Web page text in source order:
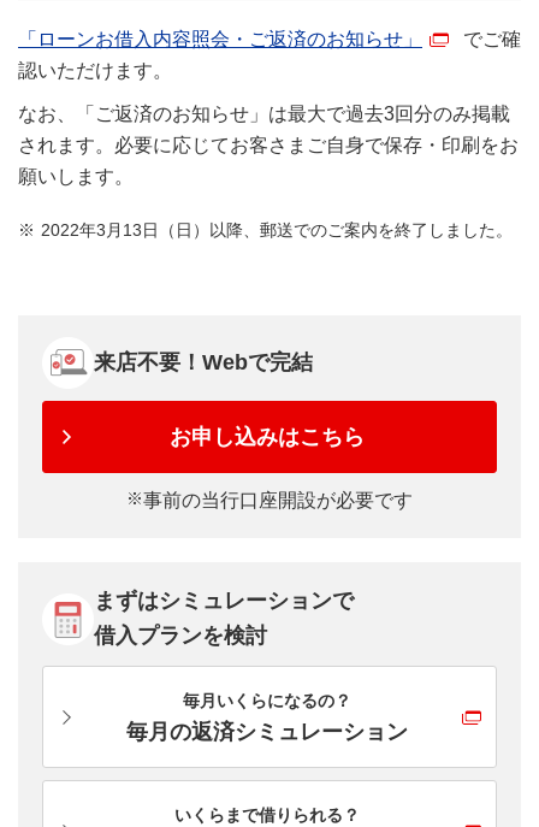
「ローンお借入内容照会・ご返済のお知らせ」
でご確
認いただけます。
なお、「ご返済のお知らせ」は最大で過去3回分のみ掲載
されます。必要に応じてお客さまご自身で保存・印刷をお
願いします。
2022年3月13日（日）以降、郵送でのご案内を終了しました。
来店不要！Webで完結
お申し込みはこちら
事前の当行口座開設が必要です
まずはシミュレーションで
借入プランを検討
毎月いくらになるの？
毎月の返済シミュレーション
いくらまで借りられる？